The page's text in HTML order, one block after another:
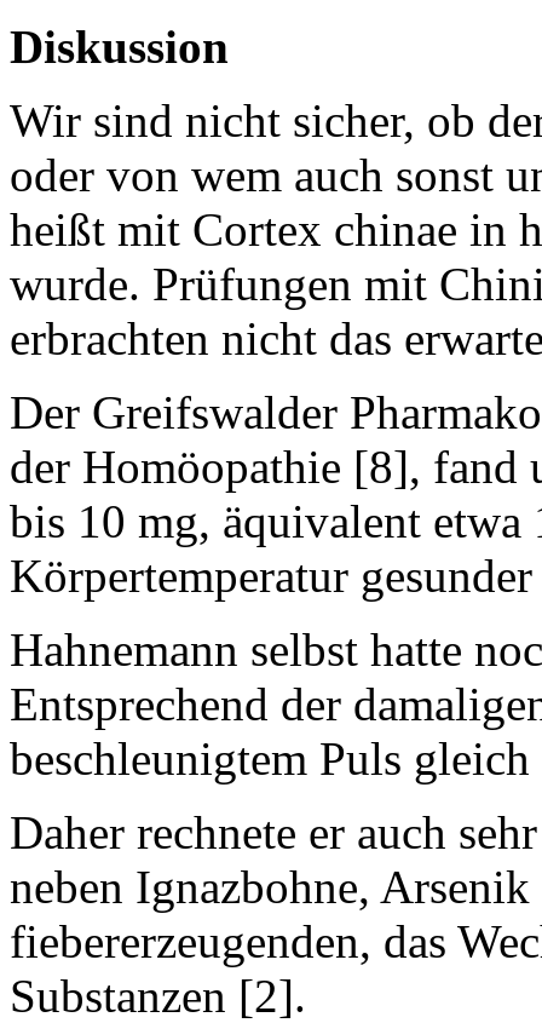
Diskussion
Wir sind nicht sicher, ob
oder von wem auch sonst
heißt mit Cortex chinae in
wurde. Prüfungen mit
erbrachten nicht das
Der Greifswalder
der Homöopathie [8], fand
bis 10 mg, äquivalent
Körpertemperatur
Hahnemann selbst hatte
Entsprechend der
beschleunigtem Puls
Daher rechnete er auch
neben Ignazbohne,
fiebererzeugenden, das
Substanzen [2].